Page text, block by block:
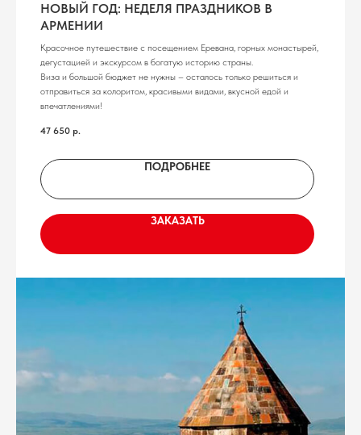
НОВЫЙ ГОД: НЕДЕЛЯ ПРАЗДНИКОВ В
АРМЕНИИ
Красочное путешествие с посещением Еревана, горных монастырей,
дегустацией и экскурсом в богатую историю страны.
Виза и большой бюджет не нужны – осталось только решиться и
отправиться за колоритом, красивыми видами, вкусной едой и
впечатлениями!
47 650 р.
ПОДРОБНЕЕ
ЗАКАЗАТЬ